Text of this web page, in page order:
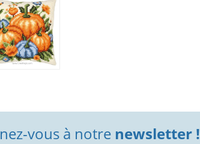
vous à notre newsletter !